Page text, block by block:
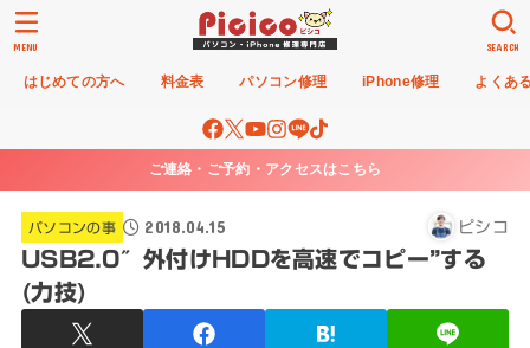
はじめての方へ 料金表 パソコン修理 iPhone修理 よくあ
SEARCH
MENU
ご連絡・ご予約・アクセスはこちら
パソコンの事 2018.04.15 ピシコ
USB2.0″外付けHDDを高速でコピー”する
(力技)